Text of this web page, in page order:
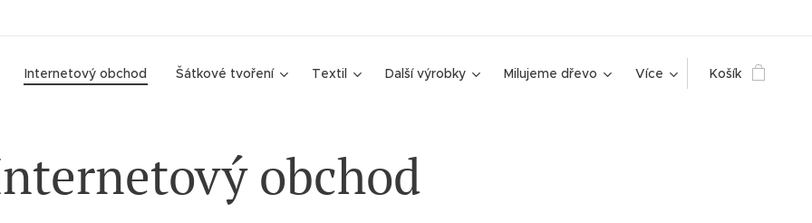
Internetový obchod Šátkové tvoření Textil Další výrobky Milujeme dřevo Více Košík
obchod